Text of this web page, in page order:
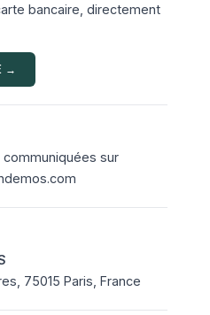
bancaire, directement
→
sur
75015 Paris, France